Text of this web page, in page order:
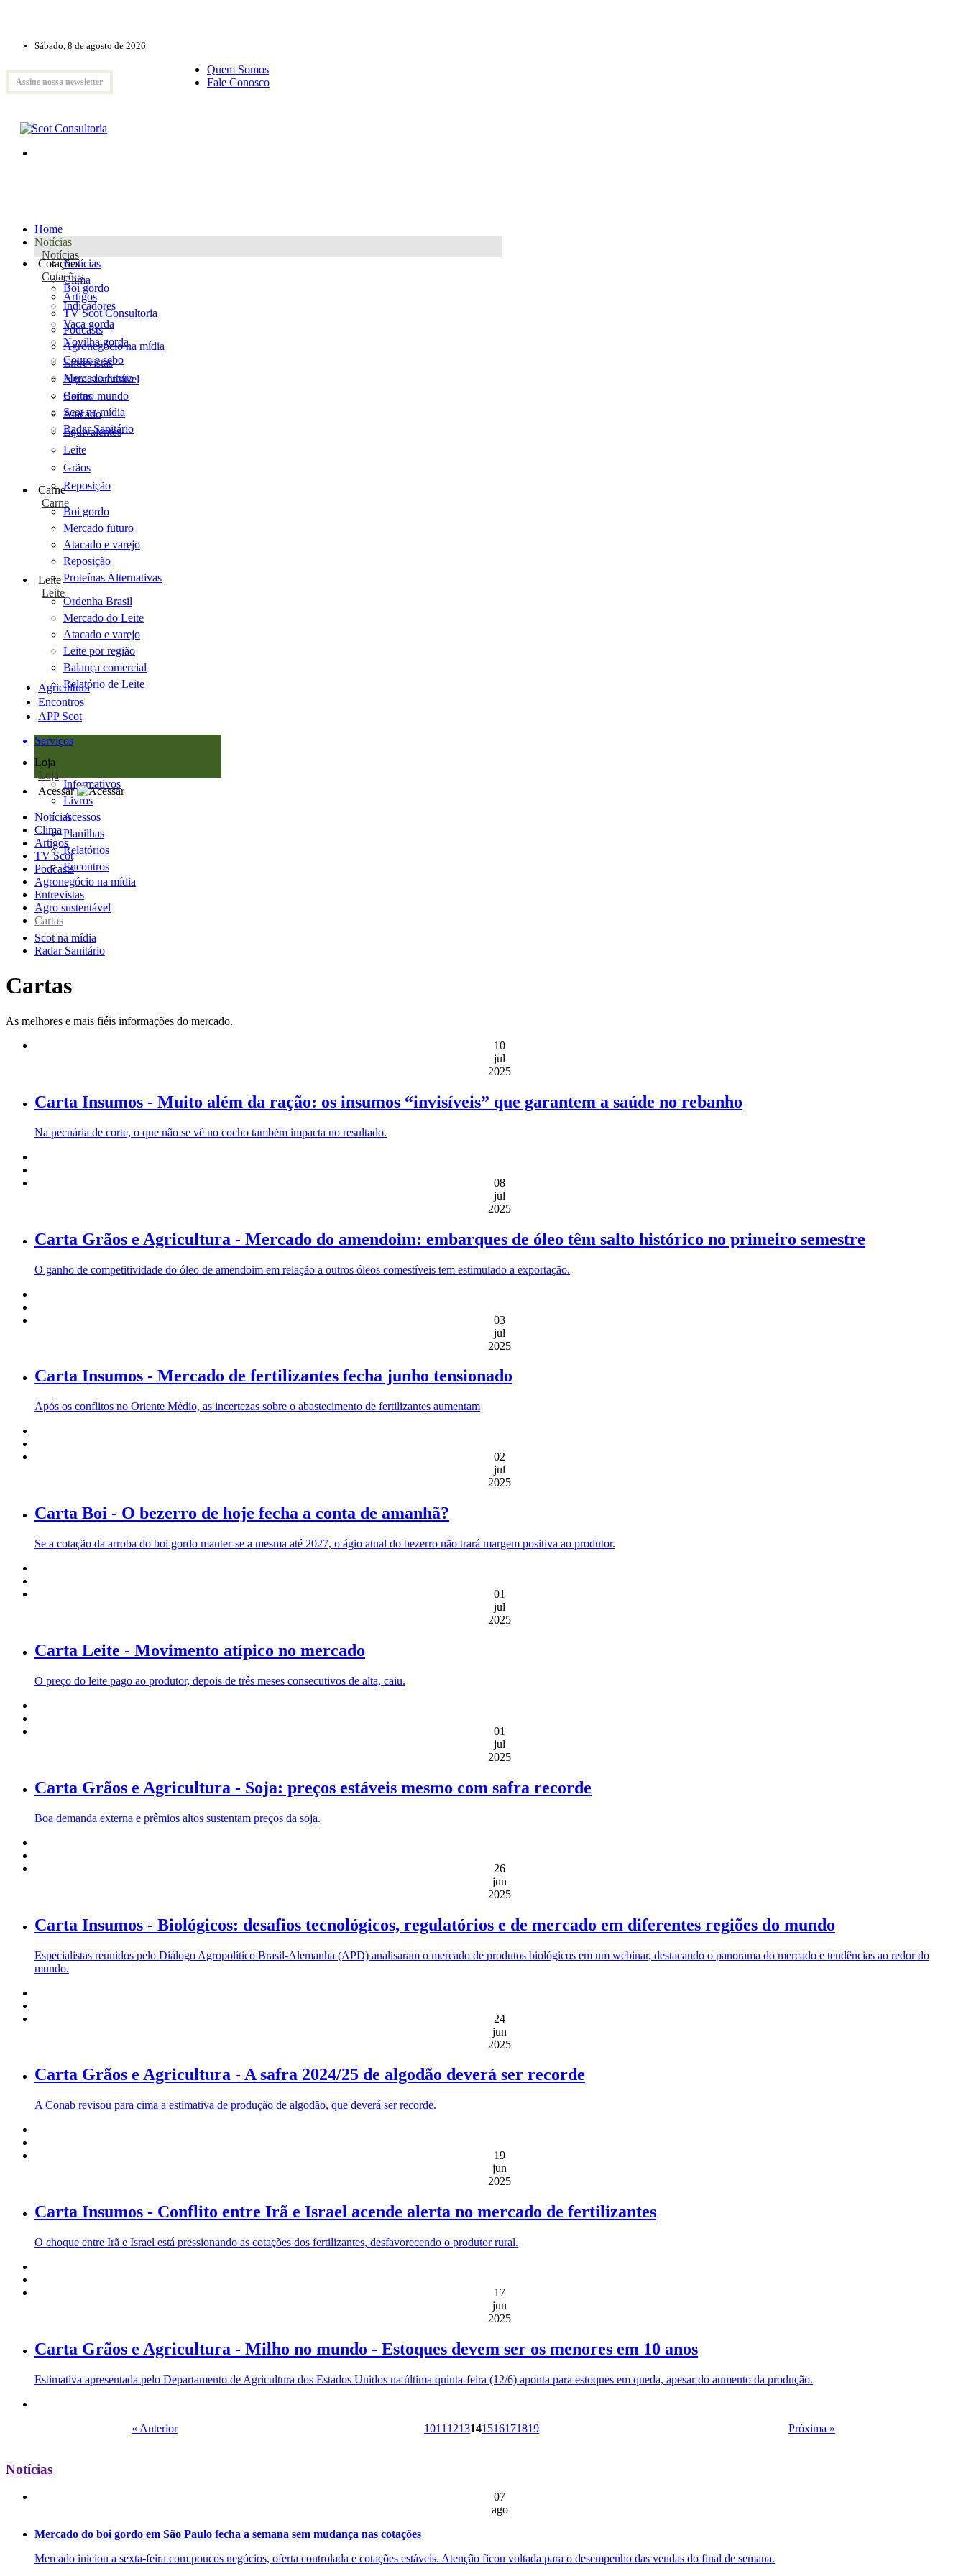
Sábado, 8 de agosto de 2026
Assine nossa newsletter
Quem Somos
Fale Conosco
Home
Notícias
Notícias
Notícias
Clima
Artigos
TV Scot Consultoria
Podcasts
Agronegócio na mídia
Entrevistas
Agro sustentável
Cartas
Scot na mídia
Radar Sanitário
Cotações
Cotações
Boi gordo
Indicadores
Vaca gorda
Novilha gorda
Couro e sebo
Mercado futuro
Boi no mundo
Atacado
Equivalentes
Leite
Grãos
Reposição
Carne
Carne
Boi gordo
Mercado futuro
Atacado e varejo
Reposição
Proteínas Alternativas
Leite
Leite
Ordenha Brasil
Mercado do Leite
Atacado e varejo
Leite por região
Balança comercial
Relatório de Leite
Agricultura
Encontros
APP Scot
Serviços
Loja
Loja
Informativos
Livros
Acessos
Planilhas
Relatórios
Encontros
Acessar
Notícias
Clima
Artigos
TV Scot
Podcasts
Agronegócio na mídia
Entrevistas
Agro sustentável
Cartas
Scot na mídia
Radar Sanitário
Cartas
As melhores e mais fiéis informações do mercado.
10
jul
2025
Carta Insumos - Muito além da ração: os insumos “invisíveis” que garantem a saúde no rebanho
Na pecuária de corte, o que não se vê no cocho também impacta no resultado.
08
jul
2025
Carta Grãos e Agricultura - Mercado do amendoim: embarques de óleo têm salto histórico no primeiro semestre
O ganho de competitividade do óleo de amendoim em relação a outros óleos comestíveis tem estimulado a exportação.
03
jul
2025
Carta Insumos - Mercado de fertilizantes fecha junho tensionado
Após os conflitos no Oriente Médio, as incertezas sobre o abastecimento de fertilizantes aumentam
02
jul
2025
Carta Boi - O bezerro de hoje fecha a conta de amanhã?
Se a cotação da arroba do boi gordo manter-se a mesma até 2027, o ágio atual do bezerro não trará margem positiva ao produtor.
01
jul
2025
Carta Leite - Movimento atípico no mercado
O preço do leite pago ao produtor, depois de três meses consecutivos de alta, caiu.
01
jul
2025
Carta Grãos e Agricultura - Soja: preços estáveis mesmo com safra recorde
Boa demanda externa e prêmios altos sustentam preços da soja.
26
jun
2025
Carta Insumos - Biológicos: desafios tecnológicos, regulatórios e de mercado em diferentes regiões do mundo
Especialistas reunidos pelo Diálogo Agropolítico Brasil-Alemanha (APD) analisaram o mercado de produtos biológicos em um webinar, destacando o panorama do mercado e tendências ao redor do
mundo.
24
jun
2025
Carta Grãos e Agricultura - A safra 2024/25 de algodão deverá ser recorde
A Conab revisou para cima a estimativa de produção de algodão, que deverá ser recorde.
19
jun
2025
Carta Insumos - Conflito entre Irã e Israel acende alerta no mercado de fertilizantes
O choque entre Irã e Israel está pressionando as cotações dos fertilizantes, desfavorecendo o produtor rural.
17
jun
2025
Carta Grãos e Agricultura - Milho no mundo - Estoques devem ser os menores em 10 anos
Estimativa apresentada pelo Departamento de Agricultura dos Estados Unidos na última quinta-feira (12/6) aponta para estoques em queda, apesar do aumento da produção.
« Anterior 1011 1213141516171819 Próxima »
Notícias
07
ago
Mercado do boi gordo em São Paulo fecha a semana sem mudança nas cotações
Mercado iniciou a sexta-feira com poucos negócios, oferta controlada e cotações estáveis. Atenção ficou voltada para o desempenho das vendas do final de semana.